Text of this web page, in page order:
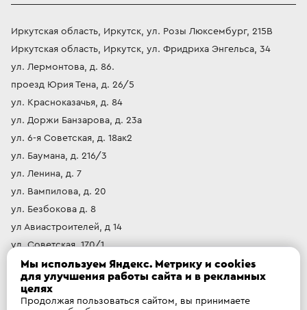
Ваш город :Иркутск?
ДА Нет, другой
Иркутская область, Иркутск, ул. Розы Люксембург, 215В
Иркутская область, Иркутск, ул. Фридриха Энгельса, 34
ул. Лермонтова, д. 86.
проезд Юрия Тена, д. 26/5
ул. Красноказачья, д. 84
ул. Доржи Банзарова, д. 23а
ул. 6-я Советская, д. 18ак2
ул. Баумана, д. 216/3
ул. Ленина, д. 7
ул. Вампилова, д. 20
ул. Безбокова д. 8
ул Авиастроителей, д 14
ул. Советская, 170/1
Иркутский муниципальный округ, рабочий посёлок Маркова,
микрорайон Берёзовый, 192А
Мы используем Яндекс. Метрику и cookies
для улучшения работы сайта и в рекламных
целях
Продолжая пользоваться сайтом, вы принимаете